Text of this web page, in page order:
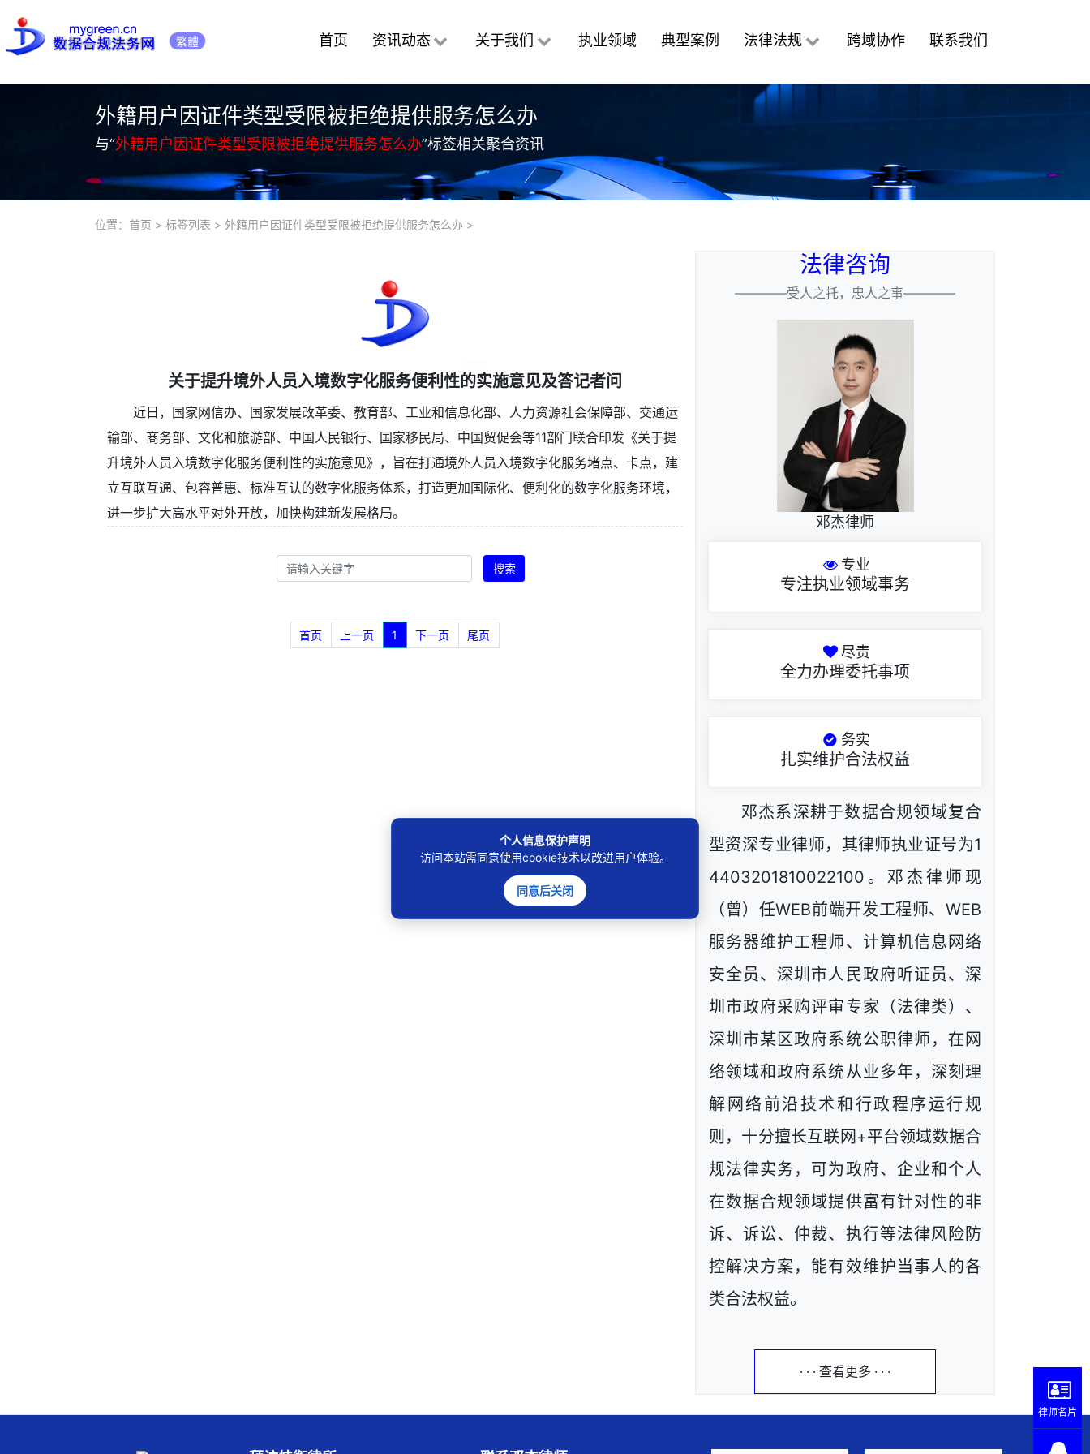
繁體 首页 资讯动态 关于我们 执业领域 典型案例 法律法规 跨域协作 联系我们
外籍用户因证件类型受限被拒绝提供服务怎么办
与“外籍用户因证件类型受限被拒绝提供服务怎么办”标签相关聚合资讯
位置： 首页 > 标签列表 > 外籍用户因证件类型受限被拒绝提供服务怎么办 >
关于提升境外人员入境数字化服务便利性的实施意见及答记者问
近日，国家网信办、国家发展改革委、教育部、工业和信息化部、人力资源社会保障部、交通运
输部、商务部、文化和旅游部、中国人民银行、国家移民局、中国贸促会等11部门联合印发《关于提
升境外人员入境数字化服务便利性的实施意见》，旨在打通境外人员入境数字化服务堵点、卡点，建
立互联互通、包容普惠、标准互认的数字化服务体系，打造更加国际化、便利化的数字化服务环境，
进一步扩大高水平对外开放，加快构建新发展格局。
搜索
首页 上一页 1 下一页 尾页
法律咨询
————受人之托，忠人之事————
邓杰律师
专业
专注执业领域事务
尽责
全力办理委托事项
务实
扎实维护合法权益
邓杰系深耕于数据合规领域复合
型资深专业律师，其律师执业证号为1
4403201810022100。邓杰律师现
（曾）任WEB前端开发工程师、WEB
服务器维护工程师、计算机信息网络
安全员、深圳市人民政府听证员、深
圳市政府采购评审专家（法律类）、
深圳市某区政府系统公职律师，在网
络领域和政府系统从业多年，深刻理
解网络前沿技术和行政程序运行规
则，十分擅长互联网+平台领域数据合
规法律实务，可为政府、企业和个人
在数据合规领域提供富有针对性的非
诉、诉讼、仲裁、执行等法律风险防
控解决方案，能有效维护当事人的各
类合法权益。
· · · 查看更多 · · ·
律师名片
个人信息保护声明
访问本站需同意使用cookie技术以改进用户体验。
同意后关闭